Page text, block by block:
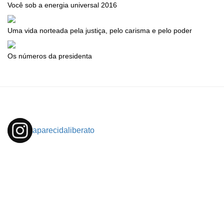
Você sob a energia universal 2016
Uma vida norteada pela justiça, pelo carisma e pelo poder
Os números da presidenta
aparecidaliberato